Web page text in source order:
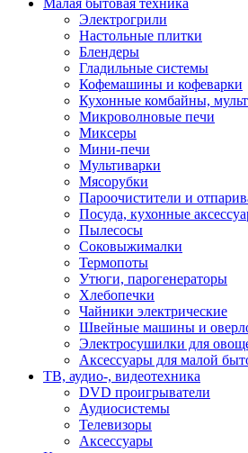
Малая бытовая техника
Электрогрили
Настольные плитки
Блендеры
Гладильные системы
Кофемашины и кофеварки
Кухонные комбайны,
Микроволновые печи
Миксеры
Мини-печи
Мультиварки
Мясорубки
Пароочистители и
Посуда, кухонные
Пылесосы
Соковыжималки
Термопоты
Утюги, парогенераторы
Хлебопечки
Чайники электрические
Швейные машины и
Электросушилки для
Аксессуары для малой
ТВ, аудио-, видеотехника
DVD проигрыватели
Аудиосистемы
Телевизоры
Аксессуары